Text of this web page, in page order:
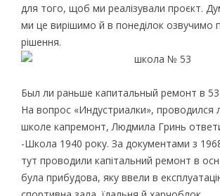
для того, щоб ми реалізували проєкт.
ми це вирішимо й в понеділок озвучимо
рішення.
Был ли раньше капитальный ремонт в
На вопрос «Индустриалки», проводился
школе капремонт, Людмила Гринь
-Школа 1940 року. За документами з
тут проводили капітальний ремонт в
була прибудова, яку ввели в